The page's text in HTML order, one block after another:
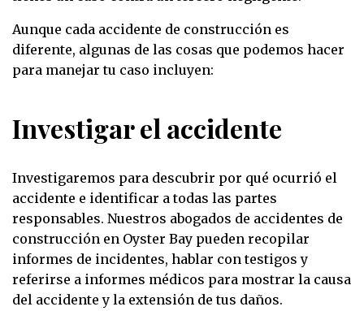
Aunque cada accidente de construcción es
diferente, algunas de las cosas que podemos hacer
para manejar tu caso incluyen:
Investigar el accidente
Investigaremos para descubrir por qué ocurrió el
accidente e identificar a todas las partes
responsables. Nuestros abogados de accidentes de
construcción en Oyster Bay pueden recopilar
informes de incidentes, hablar con testigos y
referirse a informes médicos para mostrar la causa
del accidente y la extensión de tus daños.